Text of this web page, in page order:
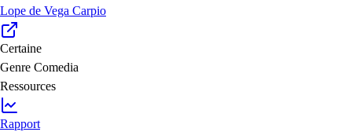
Lope de Vega Carpio
Certaine
Genre Comedia
Ressources
Rapport